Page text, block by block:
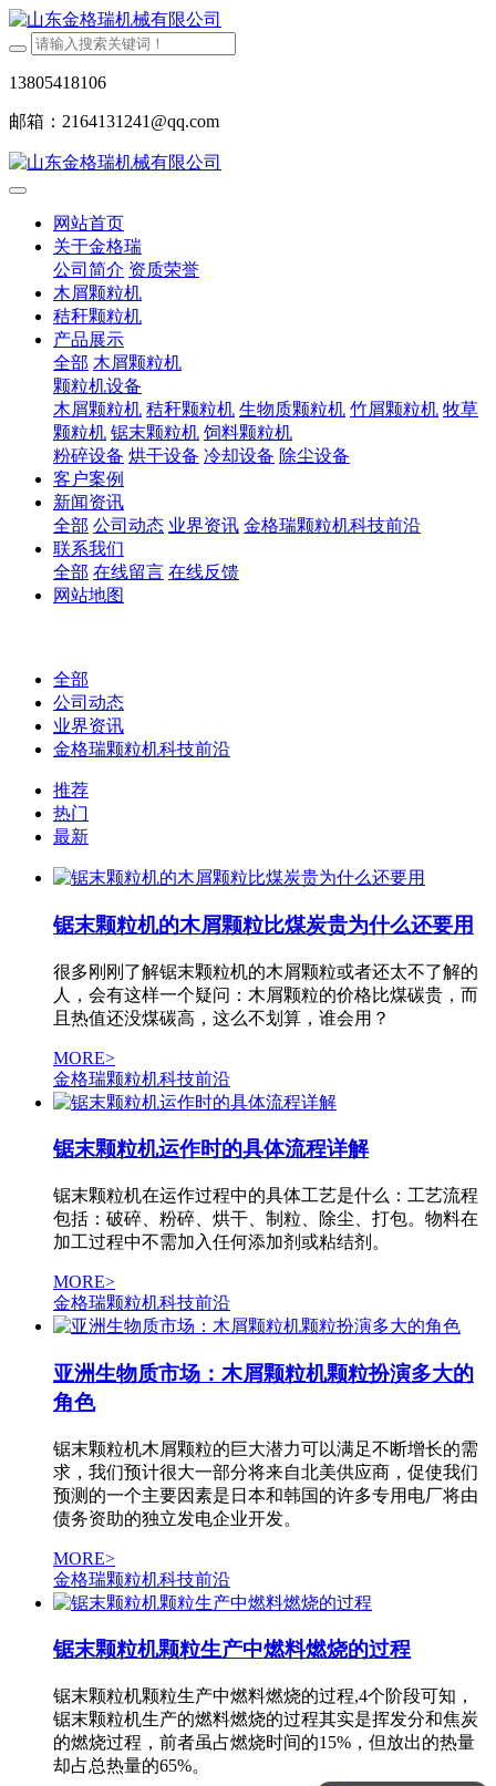
13805418106
邮箱：2164131241@qq.com
网站首页
关于金格瑞
公司简介 资质荣誉
木屑颗粒机
秸秆颗粒机
产品展示
全部 木屑颗粒机
颗粒机设备
木屑颗粒机 秸秆颗粒机 生物质颗粒机 竹屑颗粒机 牧草
颗粒机 锯末颗粒机 饲料颗粒机
粉碎设备 烘干设备 冷却设备 除尘设备
客户案例
新闻资讯
全部 公司动态 业界资讯 金格瑞颗粒机科技前沿
联系我们
全部 在线留言 在线反馈
网站地图
全部
公司动态
业界资讯
金格瑞颗粒机科技前沿
推荐
热门
最新
锯末颗粒机的木屑颗粒比煤炭贵为什么还要用
很多刚刚了解锯末颗粒机的木屑颗粒或者还太不了解的
人，会有这样一个疑问：木屑颗粒的价格比煤碳贵，而
且热值还没煤碳高，这么不划算，谁会用？
MORE>
金格瑞颗粒机科技前沿
锯末颗粒机运作时的具体流程详解
锯末颗粒机在运作过程中的具体工艺是什么：工艺流程
包括：破碎、粉碎、烘干、制粒、除尘、打包。物料在
加工过程中不需加入任何添加剂或粘结剂。
MORE>
金格瑞颗粒机科技前沿
亚洲生物质市场：木屑颗粒机颗粒扮演多大的
角色
锯末颗粒机木屑颗粒的巨大潜力可以满足不断增长的需
求，我们预计很大一部分将来自北美供应商，促使我们
预测的一个主要因素是日本和韩国的许多专用电厂将由
债务资助的独立发电企业开发。
MORE>
金格瑞颗粒机科技前沿
锯末颗粒机颗粒生产中燃料燃烧的过程
锯末颗粒机颗粒生产中燃料燃烧的过程,4个阶段可知，
锯末颗粒机生产的燃料燃烧的过程其实是挥发分和焦炭
的燃烧过程，前者虽占燃烧时间的15%，但放出的热量
却占总热量的65%。